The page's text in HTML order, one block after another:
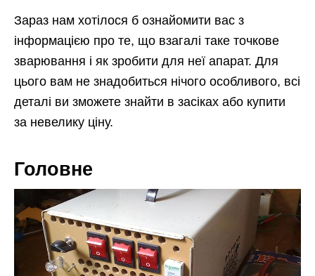
Зараз нам хотілося б ознайомити вас з
інформацією про те, що взагалі таке точкове
зварювання і як зробити для неї апарат. Для
цього вам не знадобиться нічого особливого, всі
деталі ви зможете знайти в засіках або купити
за невелику ціну.
Головне